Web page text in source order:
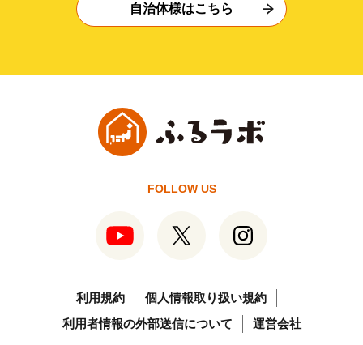
自治体様はこちら
FOLLOW US
利用規約
個人情報取り扱い規約
利用者情報の外部送信について
運営会社